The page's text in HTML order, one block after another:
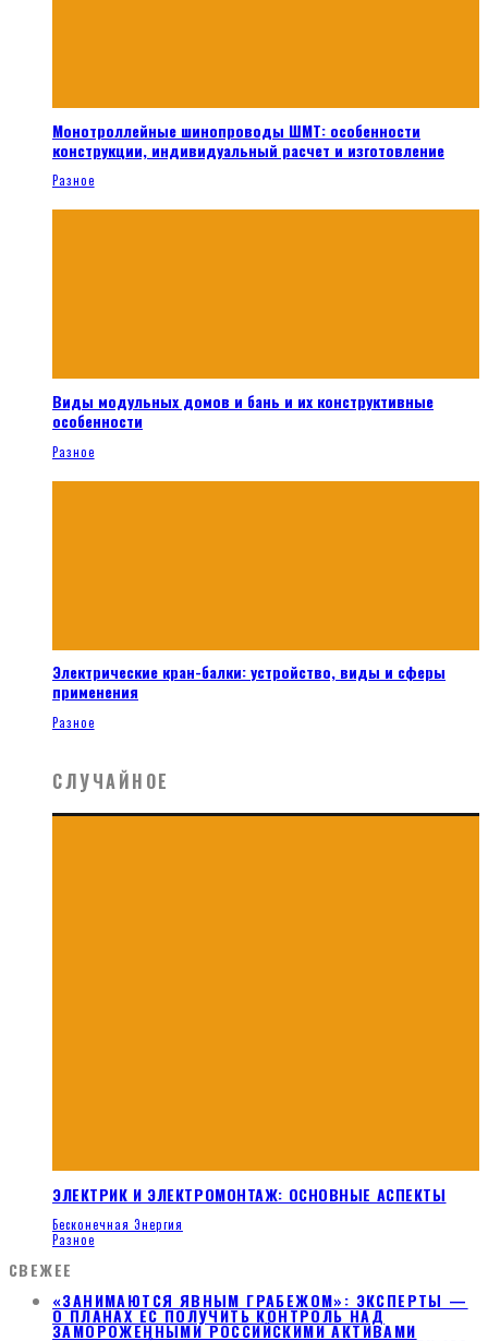
Монотроллейные шинопроводы ШМТ: особенности
конструкции, индивидуальный расчет и изготовление
Разное
Виды модульных домов и бань и их конструктивные
особенности
Разное
Электрические кран-балки: устройство, виды и сферы
применения
Разное
СЛУЧАЙНОЕ
ЭЛЕКТРИК И ЭЛЕКТРОМОНТАЖ: ОСНОВНЫЕ АСПЕКТЫ
Бесконечная Энергия
Разное
СВЕЖЕЕ
«ЗАНИМАЮТСЯ ЯВНЫМ ГРАБЕЖОМ»: ЭКСПЕРТЫ —
О ПЛАНАХ ЕС ПОЛУЧИТЬ КОНТРОЛЬ НАД
ЗАМОРОЖЕННЫМИ РОССИЙСКИМИ АКТИВАМИ